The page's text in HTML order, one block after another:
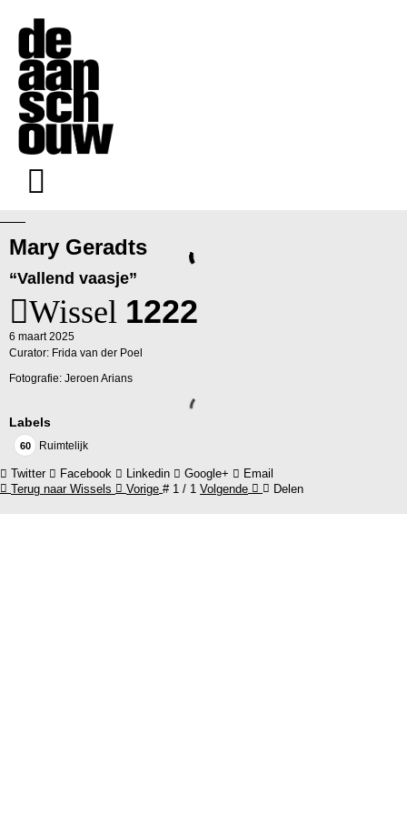
Mary Geradts
“Vallend vaasje”
Wissel 1222
6 maart 2025
Curator: Frida van der Poel
Fotografie: Jeroen Arians
Labels
60 Ruimtelijk
Twitter Facebook Linkedin Google+
Email
Terug naar Wissels
Vorige # 1 / 1 Volgende Delen